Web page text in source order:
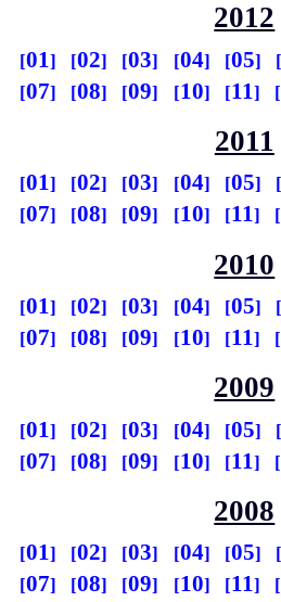
2012
01 02 03 04 05
07
08 09 10 11
2011
01 02 03 04 05
07
08 09 10 11
2010
01 02 03 04 05
07
08 09 10 11
2009
01 02 03 04 05
07
08 09 10 11
2008
01 02 03 04 05
07
08 09 10 11